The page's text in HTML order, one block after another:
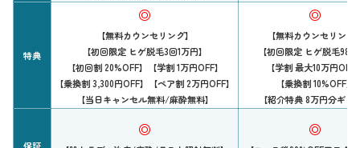
特典
◎
【無料カウンセリング】
【初回限定 ヒゲ脱毛3回1万円】
【初回割 20%OFF】【学割 1万円OFF】
【乗換割 3,300円OFF】【ペア割 2万円OFF】
【当日キャンセル無料/麻酔無料】
◎
【無料カウンセリング
【初回限定 ヒゲ脱毛980
【学割 最大10万円OFF
【乗換割 10%OFF】
【紹介特典 8万円分ギフ
保証
◎ ◎